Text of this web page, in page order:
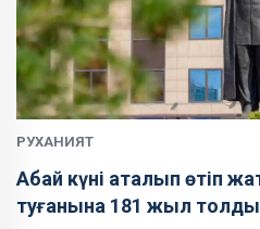
РУХАНИЯТ
Абай күні аталып өтіп
туғанына 181 жыл толды